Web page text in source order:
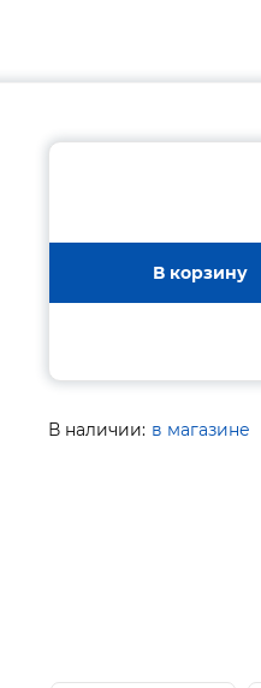
В корзину
В наличии: в магазине